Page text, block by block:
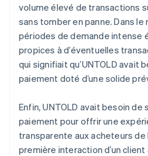
volume élevé de transactions
sans tomber en panne. Dans
périodes de demande intense
propices à d’éventuelles
qui signifiait qu’UNTOLD avait
paiement doté d’une solide
Enfin, UNTOLD avait besoin de
paiement pour offrir une
transparente aux acheteurs de
première interaction d’un client